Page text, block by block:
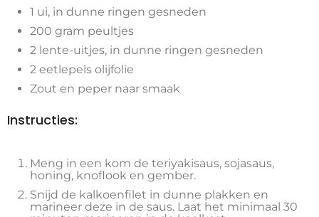
1 ui, in dunne ringen gesneden
200 gram peultjes
2 lente-uitjes, in dunne ringen gesneden
2 eetlepels olijfolie
Zout en peper naar smaak
Instructies:
Meng in een kom de teriyakisaus, sojasaus,
honing, knoflook en gember.
Snijd de kalkoenfilet in dunne plakken en
marineer deze in de saus. Laat het minimaal 30